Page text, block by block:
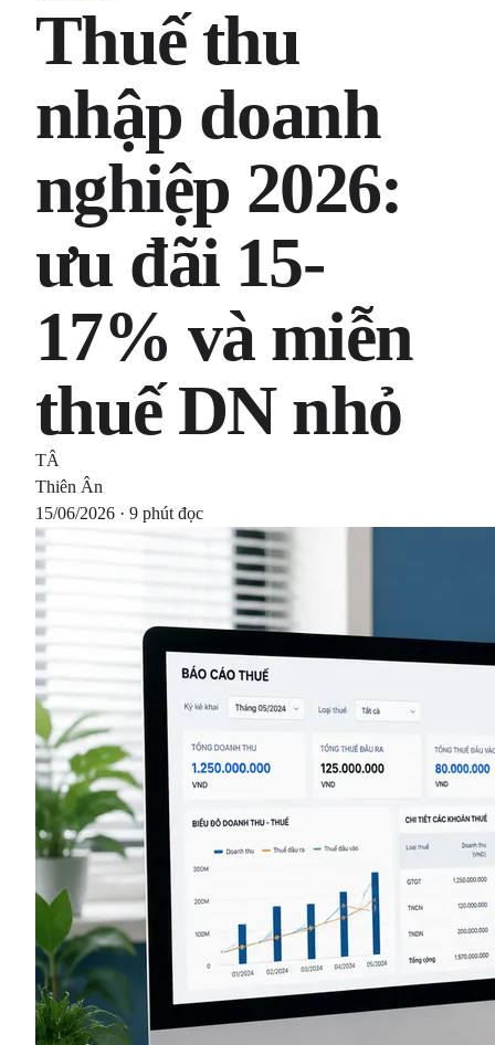
Thuế thu
nhập doanh
nghiệp 2026:
ưu đãi 15-
17% và miễn
thuế DN nhỏ
TÂ
Thiên Ân
15/06/2026 · 9 phút đọc